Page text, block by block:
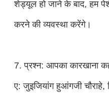
शेड्यूल हो जाने के बाद, हम
करने की व्यवस्था करेंगे।
7. प्रश्न: आपका कारखाना
ए: जुइजियांग हुआंगजी चौराहे,